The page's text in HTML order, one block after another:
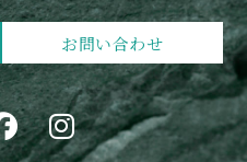
お問い合わせ